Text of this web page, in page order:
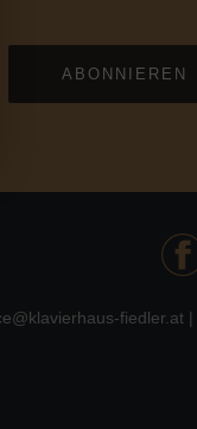
ABONNIEREN
fiedler.at |